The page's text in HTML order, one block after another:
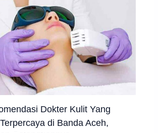
Dokter Kulit Yang
di Banda Aceh,